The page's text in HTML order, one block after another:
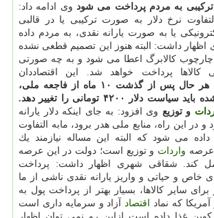
به مردم پرداخت می شود وی ادامه داد:
نرخ دلار به صورت تركیبی یا در قالبی
یا به صورت یارانه نقدی، به مردم داده
داشت: البته هنوز این تصمیم قطعی نشده
چارچوب كالابرگ اعطا می شود و به چه صورتی
كالاها پرداخت خواهد شد. این اقتصاددان
به هر حال پس از گذشت ۱۰ ماه از فاجعه ملی،
دلار ۴۲۰۰ تومانی را تغییر دهد.
و توزیع وی افزود: به جای اینكه دلار یارانه
و در این راه، منابع ملی هدر برود، مابه التفاوت
می شود كه البته این مساله نیازمند یك
عرصه واردات و توزیع است؛ دولت در این عرصه
عمل كند. شقاقی شهری اظهار داشت: پرداخت
خاص و حیاتی و واریز یارانه نقدی ناشی از ما
برای سایر كالاها، بسیار بهتر از پرداخت پول به
كه نماد
اقتصادآزاد و سرمایه داری است